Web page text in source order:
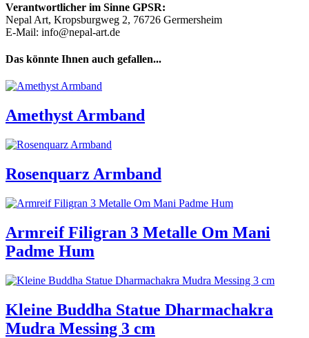
Verantwortlicher im Sinne GPSR:
Nepal Art, Kropsburgweg 2, 76726 Germersheim
E-Mail: info@nepal-art.de
Das könnte Ihnen auch gefallen...
Amethyst Armband
Rosenquarz Armband
Armreif Filigran 3 Metalle Om Mani
Padme Hum
Kleine Buddha Statue Dharmachakra
Mudra Messing 3 cm